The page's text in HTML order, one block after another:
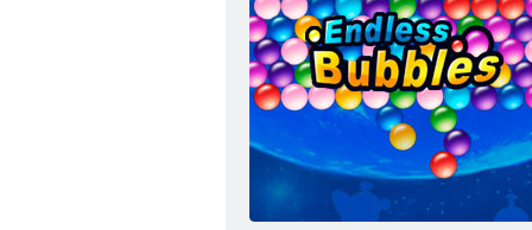
Supereroe Sprunki